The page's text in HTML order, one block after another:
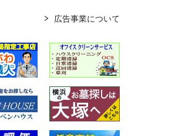
広告事業について